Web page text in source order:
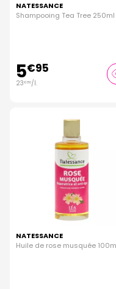
NATESSANCE
Shampooing Tea Tree 250ml
5€95
23€80/l.
NATESSANCE
Huile de rose musquée